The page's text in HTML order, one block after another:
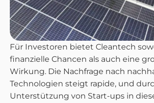
Für Investoren bietet Cleantech
finanzielle Chancen als auch eine
Wirkung. Die Nachfrage nach
Technologien steigt rapide, und
Unterstützung von Start-ups in